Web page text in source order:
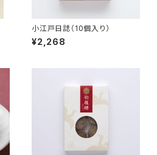
小江戸日誌（10個入り）
¥2,268